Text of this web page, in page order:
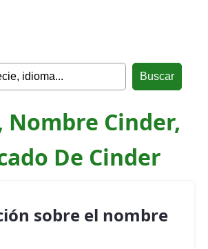
Nombre Cinder,
De Cinder
sobre el nombre